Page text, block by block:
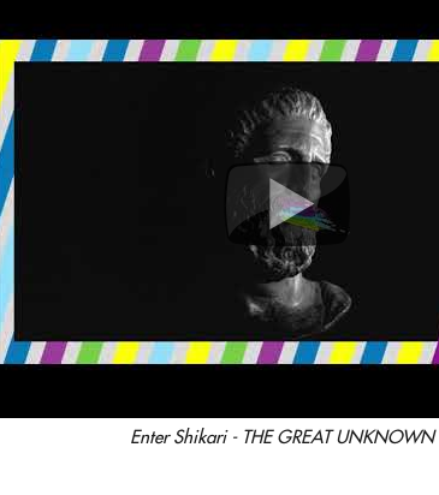
Enter Shikari - THE GREAT UNKNOWN